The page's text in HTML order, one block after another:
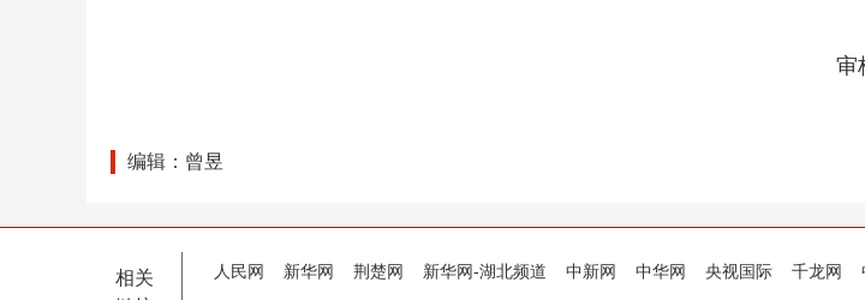
审
编辑：曾昱
相关
人民网 新华网 荆楚网 新华网-湖北频道 中新网 中华网 央视国际 千龙网